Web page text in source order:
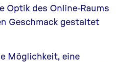
Optik des Online-Raums
Geschmack gestaltet
Möglichkeit, eine